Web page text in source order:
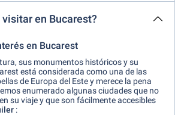
visitar en Bucarest?
en Bucarest
sus monumentos históricos y su
está considerada como una de las
de Europa del Este y merece la pena
enumerado algunas ciudades que no
su viaje y que son fácilmente accesibles
: